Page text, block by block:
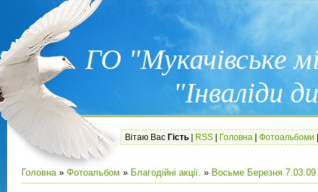
ГО "Мукачівське
"Інваліди
Вітаю Вас Гість RSS Головна Фотоальбоми
Головна» Фотоальбом » Благодійні акції. » Восьме Березня 7.03.09